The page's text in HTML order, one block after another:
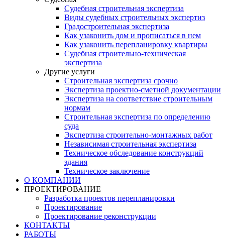
Судебная строительная экспертиза
Виды судебных строительных экспертиз
Градостроительная экспертиза
Как узаконить дом и прописаться в нем
Как узаконить перепланировку квартиры
Судебная строительно-техническая
экспертиза
Другие услуги
Строительная экспертиза срочно
Экспертиза проектно-сметной документации
Экспертиза на соответствие строительным
нормам
Строительная экспертиза по определению
суда
Экспертиза строительно-монтажных работ
Независимая строительная экспертиза
Техническое обследование конструкций
здания
Техническое заключение
О КОМПАНИИ
ПРОЕКТИРОВАНИЕ
Разработка проектов перепланировки
Проектирование
Проектирование реконструкции
КОНТАКТЫ
РАБОТЫ